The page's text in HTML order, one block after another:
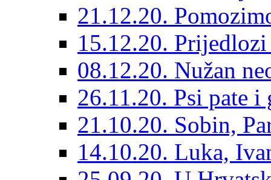
21.12.20.
15.12.20.
08.12.20. Nužan
26.11.20. Psi pate
21.10.20. Sobin,
14.10.20. Luka,